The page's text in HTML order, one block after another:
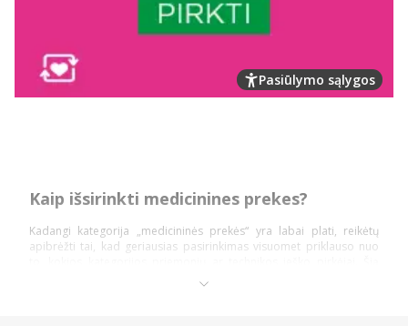
Pasiūlymo sąlygos
Kaip išsirinkti medicinines prekes?
Kadangi kategorija „medicininės prekės“ yra labai plati, reikėtų
apibrėžti tai, kad geriausias pasirinkimas visuomet priklauso nuo